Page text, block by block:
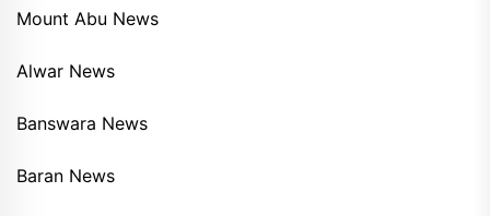
Mount Abu News
Alwar News
Banswara News
Baran News